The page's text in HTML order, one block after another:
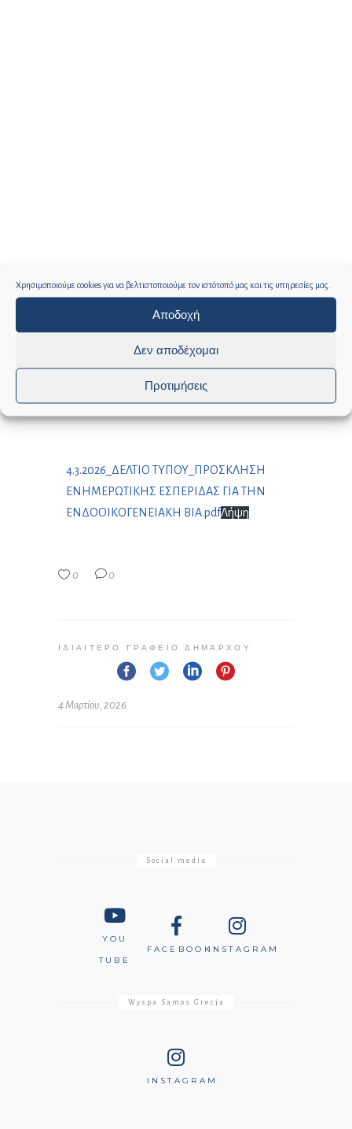
Χρησιμοποιούμε cookies για να βελτιστοποιούμε τον ιστότοπό μας και τις υπηρεσίες μας.
Αποδοχή
Δεν αποδέχομαι
Προτιμήσεις
4.3.2026_ΔΕΛΤΙΟ ΤΥΠΟΥ_ΠΡΟΣΚΛΗΣΗ
ΕΝΗΜΕΡΩΤΙΚΗΣ ΕΣΠΕΡΙΔΑΣ ΓΙΑ ΤΗΝ
ΕΝΔΟΟΙΚΟΓΕΝΕΙΑΚΗ ΒΙΑ.pdfΛήψη
0 0
ΙΔΙΑΊΤΕΡΟ ΓΡΑΦΕΊΟ ΔΗΜΆΡΧΟΥ
4 Μαρτίου, 2026
Social media
YOU
TUBE
FACEBOOKINSTAGRAM
Wyspa Samos Grecja
INSTAGRAM